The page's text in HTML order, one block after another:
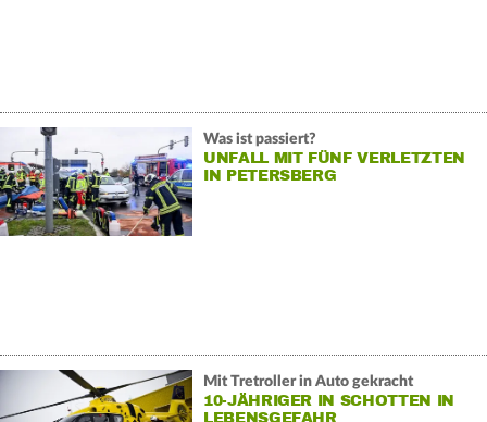
Was ist passiert?
UNFALL MIT FÜNF VERLETZTEN
IN PETERSBERG
Mit Tretroller in Auto gekracht
10-JÄHRIGER IN SCHOTTEN IN
LEBENSGEFAHR